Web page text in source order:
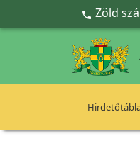
Ugrás a fő tartalomra
 Zöld